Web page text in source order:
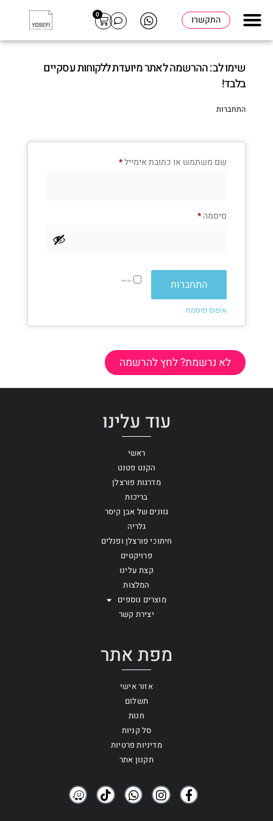
0 התקשרו
שימו לב: ההרשמה לאתר מיועדת ללקוחות עסקיים
בלבד!
התחברות
שם משתמש או כתובת אימייל*
סיסמה*
זכור אותי התחברות
איפוס סיסמה
לא נרשמת? לחץ להרשמה
עוד עלינו
ראשי
הקנט פטנט
מדרגות פורצלן
בריכות
גוונים של אבן קיסר
גלריה
חיתוכי פורצלן ופנלים
פרויקטים
קצת עלינו
המלצות
מוצרים נוספים
יצירת קשר
מפת אתר
אזור אישי
תשלום
חנות
סל קניות
מדיניות פרטיות
תקנון אתר